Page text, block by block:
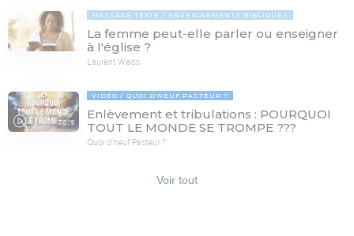
MESSAGE TEXTE ENSEIGNEMENTS BIBLIQUES
La femme peut-elle parler ou enseigner
à l'église ?
Laurent Weiss
78:19
VIDÉO QUOI D'NEUF PASTEUR ?
Enlèvement et tribulations : POURQUOI
TOUT LE MONDE SE TROMPE ???
Quoi d'neuf Pasteur ?
Voir tout